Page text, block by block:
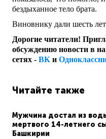
бездыханное тело брата.
Виновнику дали шесть
Дорогие читатели!
обсуждению новости в
сетях - ВК и
Читайте также
Мужчина достал из
мертвого 14-летнего
Башкирии